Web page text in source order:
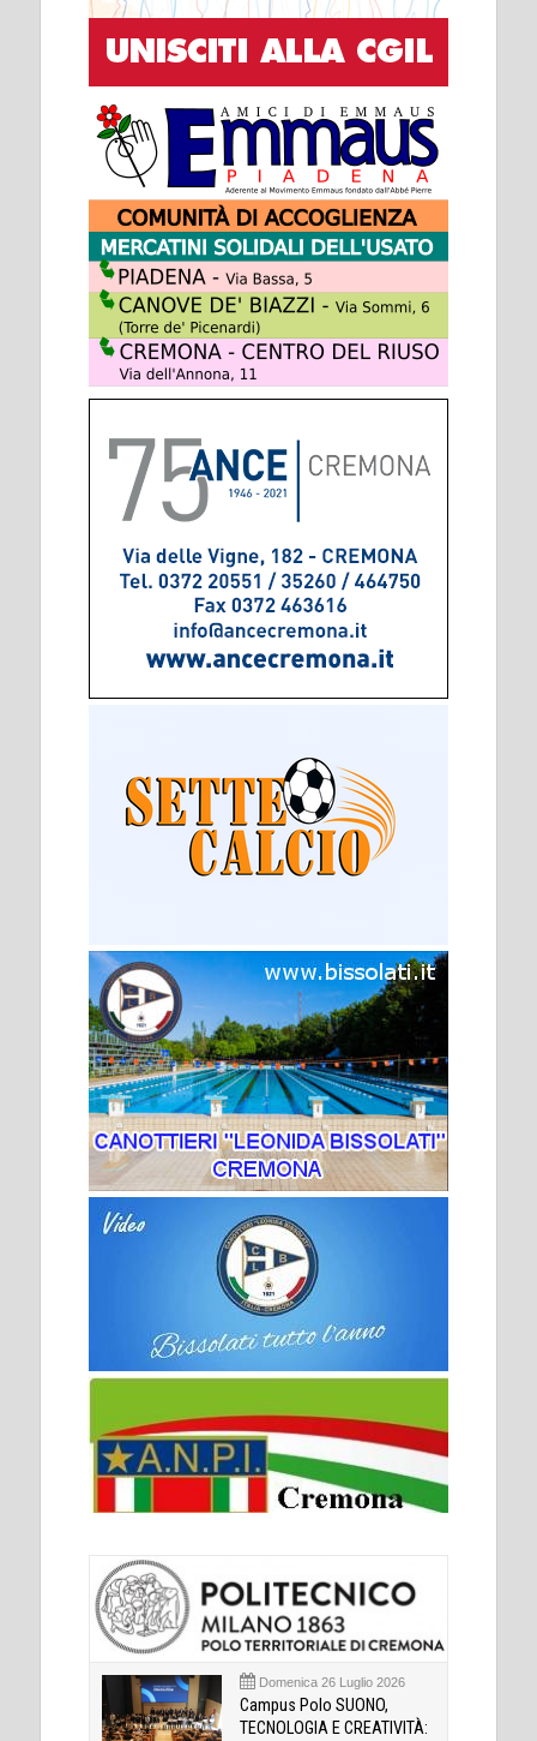
Domenica 26 Luglio 2026
Campus Polo SUONO,
TECNOLOGIA E CREATIVITÀ: